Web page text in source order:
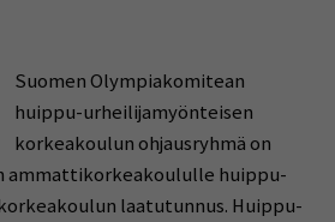
Suomen Olympiakomitean
huippu-urheilijamyönteisen
korkeakoulun ohjausryhmä on
ammattikorkeakoululle huippu-
laatutunnus. Huippu-